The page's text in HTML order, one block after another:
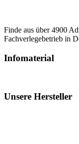
Finde aus über 4900
Fachverlegebetrieb in
Infomaterial
Unsere Hersteller